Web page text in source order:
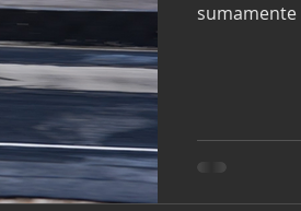
sumamente
quinta